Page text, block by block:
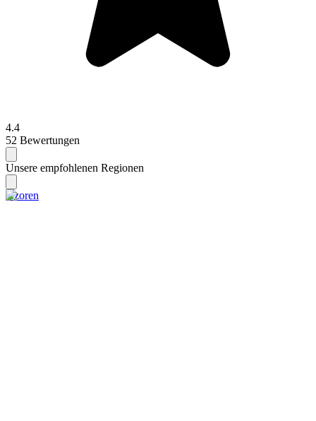
4.4
52 Bewertungen
Unsere empfohlenen Regionen
Azoren